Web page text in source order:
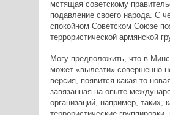
мстящая советскому
подавление своего народа. С
спокойном Советском Союзе
террористической армянской
Могу предположить, что в
может «вылезти» совершенно
версия, появится какая-то
завязанная на опыте
организаций, например, таких,
террористические группировки,